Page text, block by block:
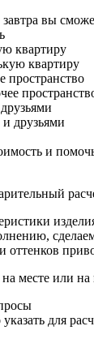
вы
квартиру
пространство
и
оттенков
месте или на
для